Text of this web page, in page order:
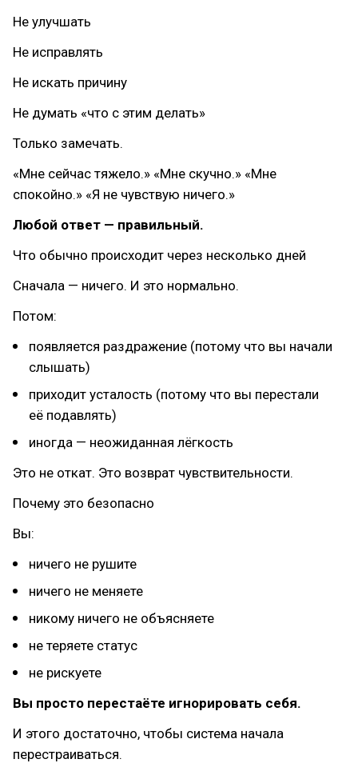
Не улучшать
Не исправлять
Не искать причину
Не думать «что с этим делать»
Только замечать.
«Мне сейчас тяжело.» «Мне скучно.» «Мне
спокойно.» «Я не чувствую ничего.»
Любой ответ — правильный.
Что обычно происходит через несколько дней
Сначала — ничего. И это нормально.
Потом:
появляется раздражение (потому что вы начали
слышать)
приходит усталость (потому что вы перестали
её подавлять)
иногда — неожиданная лёгкость
Это не откат. Это возврат чувствительности.
Почему это безопасно
Вы:
ничего не рушите
ничего не меняете
никому ничего не объясняете
не теряете статус
не рискуете
Вы просто перестаёте игнорировать себя.
И этого достаточно, чтобы система начала
перестраиваться.